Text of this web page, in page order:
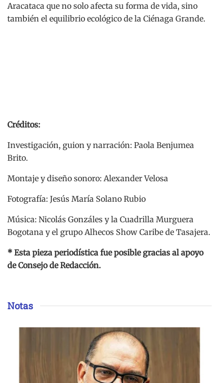
Aracataca que no solo afecta su forma de vida, sino
también el equilibrio ecológico de la Ciénaga Grande.
Créditos:
Investigación, guion y narración: Paola Benjumea
Brito.
Montaje y diseño sonoro: Alexander Velosa
Fotografía: Jesús María Solano Rubio
Música: Nicolás Gonzáles y la Cuadrilla Murguera
Bogotana y el grupo Alhecos Show Caribe de Tasajera.
* Esta pieza periodística fue posible gracias al apoyo
de Consejo de Redacción.
Notas